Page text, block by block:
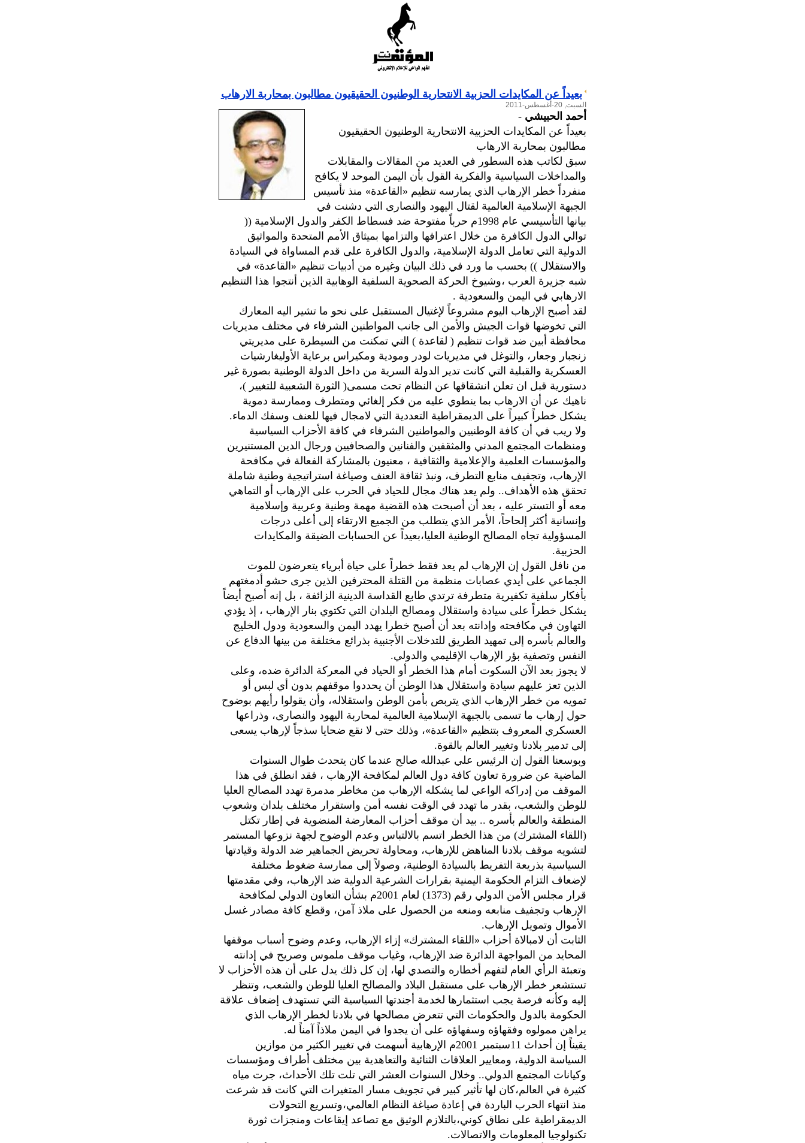
بعيداً عن المكايدات الحزبية الانتحارية الوطنيون الحقيقيون مطالبون بمحاربة الارهاب
السبت, 20-أغسطس-2011
أحمد الحبيشي -
بعيداً عن المكايدات الحزبية الانتحارية الوطنيون الحقيقيون
مطالبون بمحاربة الارهاب
سبق لكاتب هذه السطور في العديد من المقالات والمقابلات
والمداخلات السياسية والفكرية القول بأن اليمن الموحد لا يكافح
منفرداً خطر الإرهاب الذي يمارسه تنظيم «القاعدة» منذ تأسيس
الجبهة الإسلامية العالمية لقتال اليهود والنصارى التي دشنت في
بيانها التأسيسي عام 1998م حرباً مفتوحة ضد فسطاط الكفر والدول الإسلامية ((
توالي الدول الكافرة من خلال اعترافها والتزامها بميثاق الأمم المتحدة والمواثيق
الدولية التي تعامل الدولة الإسلامية، والدول الكافرة على قدم المساواة في السيادة
والاستقلال )) بحسب ما ورد في ذلك البيان وغيره من أدبيات تنظيم «القاعدة» في
شبه جزيرة العرب ،وشيوخ الحركة الصحوية السلفية الوهابية الذين أنتجوا هذا التنظيم
الارهابي في اليمن والسعودية .
لقد أصبح الإرهاب اليوم مشروعاً لإغتيال المستقبل على نحو ما تشير اليه المعارك
التي تخوضها قوات الجيش والأمن الى جانب المواطنين الشرفاء في مختلف مديريات
محافظة أبين ضد قوات تنظيم ( لقاعدة ) التي تمكنت من السيطرة على مديريتي
زنجبار وجعار، والتوغل في مديريات لودر ومودية ومكيراس برعاية الأوليغارشيات
العسكرية والقبلية التي كانت تدير الدولة السرية من داخل الدولة الوطنية بصورة غير
دستورية قبل ان تعلن انشقاقها عن النظام تحت مسمى( الثورة الشعبية للتغيير )،
ناهيك عن أن الارهاب بما ينطوي عليه من فكر إلغائي ومتطرف وممارسة دموية
يشكل خطراً كبيراً على الديمقراطية التعددية التي لامجال فيها للعنف وسفك الدماء.
ولا ريب في أن كافة الوطنيين والمواطنين الشرفاء في كافة الأحزاب السياسية
ومنظمات المجتمع المدني والمثقفين والفنانين والصحافيين ورجال الدين المستنيرين
والمؤسسات العلمية والإعلامية والثقافية ، معنيون بالمشاركة الفعالة في مكافحة
الإرهاب، وتجفيف منابع التطرف، ونبذ ثقافة العنف وصياغة استراتيجية وطنية شاملة
تحقق هذه الأهداف.. ولم يعد هناك مجال للحياد في الحرب على الإرهاب أو التماهي
معه أو التستر عليه ، بعد أن أصبحت هذه القضية مهمة وطنية وعربية وإسلامية
وإنسانية أكثر إلحاحاً، الأمر الذي يتطلب من الجميع الارتقاء إلى أعلى درجات
المسؤولية تجاه المصالح الوطنية العليا،بعيداً عن الحسابات الضيقة والمكايدات
الحزبية.
من نافل القول إن الإرهاب لم يعد فقط خطراً على حياة أبرياء يتعرضون للموت
الجماعي على أيدي عصابات منظمة من القتلة المحترفين الذين جرى حشو أدمغتهم
بأفكار سلفية تكفيرية متطرفة ترتدي طابع القداسة الدينية الزائفة ، بل إنه أصبح أيضاً
يشكل خطراً على سيادة واستقلال ومصالح البلدان التي تكتوي بنار الإرهاب ، إذ يؤدي
التهاون في مكافحته وإدانته بعد أن أصبح خطرا يهدد اليمن والسعودية ودول الخليج
والعالم بأسره إلى تمهيد الطريق للتدخلات الأجنبية بذرائع مختلفة من بينها الدفاع عن
النفس وتصفية بؤر الإرهاب الإقليمي والدولي.
لا يجوز بعد الآن السكوت أمام هذا الخطر أو الحياد في المعركة الدائرة ضده، وعلى
الذين تعز عليهم سيادة واستقلال هذا الوطن أن يحددوا موقفهم بدون أي لبس أو
تمويه من خطر الإرهاب الذي يتربص بأمن الوطن واستقلاله، وأن يقولوا رأيهم بوضوح
حول إرهاب ما تسمى بالجبهة الإسلامية العالمية لمحاربة اليهود والنصارى، وذراعها
العسكري المعروف بتنظيم «القاعدة»، وذلك حتى لا نقع ضحايا سذجاً لإرهاب يسعى
إلى تدمير بلادنا وتغيير العالم بالقوة.
وبوسعنا القول إن الرئيس علي عبدالله صالح عندما كان يتحدث طوال السنوات
الماضية عن ضرورة تعاون كافة دول العالم لمكافحة الإرهاب ، فقد انطلق في هذا
الموقف من إدراكه الواعي لما يشكله الإرهاب من مخاطر مدمرة تهدد المصالح العليا
للوطن والشعب، بقدر ما تهدد في الوقت نفسه أمن واستقرار مختلف بلدان وشعوب
المنطقة والعالم بأسره .. بيد أن موقف أحزاب المعارضة المنضوية في إطار تكتل
(اللقاء المشترك) من هذا الخطر اتسم بالالتباس وعدم الوضوح لجهة نزوعها المستمر
لتشويه موقف بلادنا المناهض للإرهاب، ومحاولة تحريض الجماهير ضد الدولة وقيادتها
السياسية بذريعة التفريط بالسيادة الوطنية، وصولاً إلى ممارسة ضغوط مختلفة
لإضعاف التزام الحكومة اليمنية بقرارات الشرعية الدولية ضد الإرهاب، وفي مقدمتها
قرار مجلس الأمن الدولي رقم (1373) لعام 2001م بشأن التعاون الدولي لمكافحة
الإرهاب وتجفيف منابعه ومنعه من الحصول على ملاذ آمن، وقطع كافة مصادر غسل
الأموال وتمويل الإرهاب.
الثابت أن لامبالاة أحزاب «اللقاء المشترك» إزاء الإرهاب، وعدم وضوح أسباب موقفها
المحايد من المواجهة الدائرة ضد الإرهاب، وغياب موقف ملموس وصريح في إدانته
وتعبئة الرأي العام لتفهم أخطاره والتصدي لها، إن كل ذلك يدل على أن هذه الأحزاب لا
تستشعر خطر الإرهاب على مستقبل البلاد والمصالح العليا للوطن والشعب، وتنظر
إليه وكأنه فرصة يجب استثمارها لخدمة أجندتها السياسية التي تستهدف إضعاف علاقة
الحكومة بالدول والحكومات التي تتعرض مصالحها في بلادنا لخطر الإرهاب الذي
يراهن ممولوه وفقهاؤه وسفهاؤه على أن يجدوا في اليمن ملاذاً آمناً له.
يقيناً إن أحداث 11سبتمبر 2001م الإرهابية أسهمت في تغيير الكثير من موازين
السياسة الدولية، ومعايير العلاقات الثنائية والتعاهدية بين مختلف أطراف ومؤسسات
وكيانات المجتمع الدولي.. وخلال السنوات العشر التي تلت تلك الأحداث، جرت مياه
كثيرة في العالم،كان لها تأثير كبير في تجويف مسار المتغيرات التي كانت قد شرعت
منذ انتهاء الحرب الباردة في إعادة صياغة النظام العالمي،وتسريع التحولات
الديمقراطية على نطاق كوني،بالتلازم الوثيق مع تصاعد إيقاعات ومنجزات ثورة
تكنولوجيا المعلومات والاتصالات.